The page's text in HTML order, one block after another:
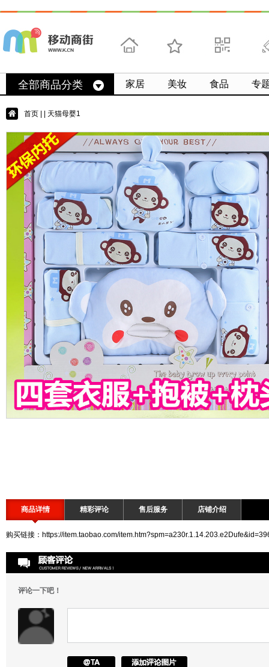
首页 收藏 求扫码 微
全部商品分类 家居 美妆 食品 专
首页 | 天猫母婴1
商品详情 精彩评论 售后服务 店铺介绍
购买链接：https://item.taobao.com/
评论一下吧！